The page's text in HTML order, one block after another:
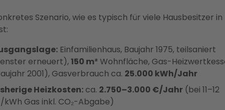
Szenario, wie es typisch für viele Hausbesitzer in
Einfamilienhaus, Baujahr 1975, teilsaniert
erneuert), 150 m² Wohnfläche, Gas-
2001), Gasverbrauch ca. 25.000 kWh/Jahr
Heizkosten:ca. 2.750–3.000 €/Jahr(bei 11–12
Gas inkl. CO₂-Abgabe)